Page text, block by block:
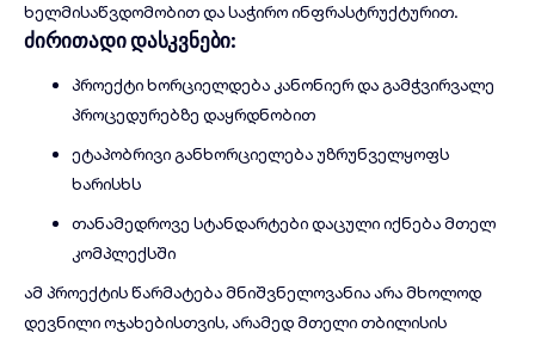
ხელმისაწვდომობითდა საჭირო ინფრასტრუქტურით.
ძირითადი დასკვნები:
პროექტი ხორციელდება კანონიერ და გამჭვირვალე
პროცედურებზე დაყრდნობით
ეტაპობრივი განხორციელება უზრუნველყოფს
ხარისხს
თანამედროვე სტანდარტები დაცული იქნება მთელ
კომპლექსში
ამ პროექტის წარმატება მნიშვნელოვანია არა მხოლოდ
დევნილი ოჯახებისთვის, არამედმთელი თბილისის